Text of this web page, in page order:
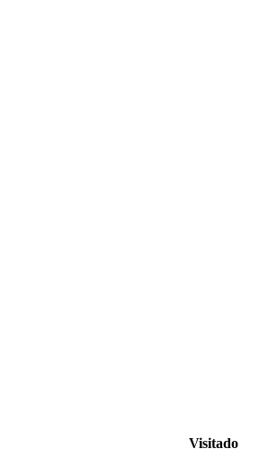
Visitado